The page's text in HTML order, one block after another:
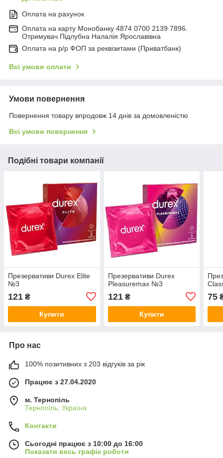
Оплата на рахунок
Оплата на карту Монобанку 4874 0700 2139 7896.
Отримувач Підлубна Налалія Ярославівна
Оплата на р/р ФОП за реквізитами (Приватбанк)
Всі умови оплати
Умови повернення
Повернення товару впродовж 14 днів за домовленістю
Всі умови повернення
Подібні товари компанії
Презервативи Durex Elite
№3
121 ₴
Купити
Презервативи Durex
Pleasuremax №3
121₴
Купити
75
Про нас
100% позитивних з 203 відгуків за рік
Працює з 27.04.2020
м. Тернопіль
Тернопіль, Україна
Контакти
Сьогодні працює з 10:00 до 16:00
Показати весь графік роботи